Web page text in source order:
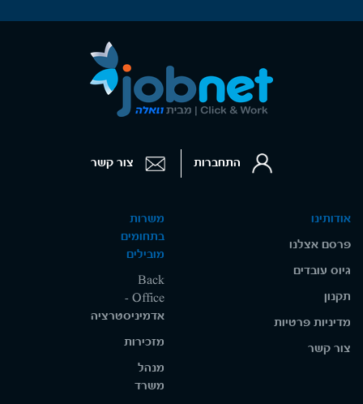
אודותינו
פרסם אצלנו
גיוס עובדים
תקנון
מדיניות פרטיות
צור קשר
משרות
בתחומים
מובילים
Back
Office -
אדמיניסטרציה
מזכירות
מנהל
משרד